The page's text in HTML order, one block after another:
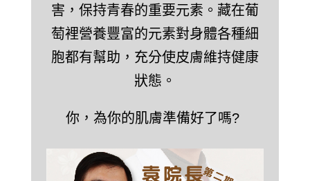
害，保持青春的重要元素。藏在葡
萄裡營養豐富的元素對身體各種細
胞都有幫助，充分使皮膚維持健康
狀態。
你，為你的肌膚準備好了嗎?